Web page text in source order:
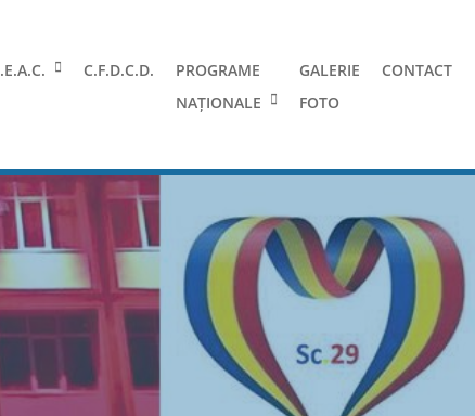
C.F.D.C.D.
PROGRAME
NAȚIONALE
GALERIE
FOTO
CONTACT